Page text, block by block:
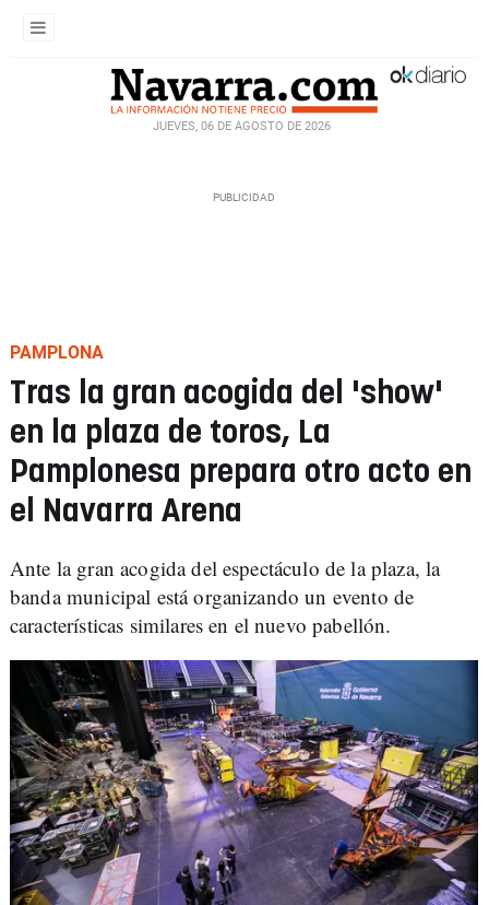
JUEVES, 06 DE AGOSTO DE 2026
PAMPLONA
Tras la gran acogida del 'show'
en la plaza de toros, La
Pamplonesa prepara otro acto en
el Navarra Arena
Ante la gran acogida del espectáculo de la plaza, la
banda municipal está organizando un evento de
características similares en el nuevo pabellón.